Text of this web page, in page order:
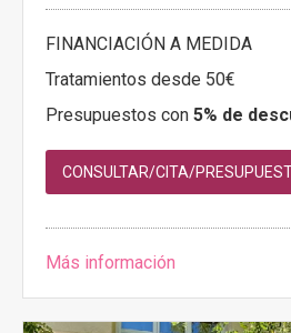
FINANCIACIÓN A MEDIDA
Tratamientos desde 50€
Presupuestos con 5% de
CONSULTAR/CITA/
Más información